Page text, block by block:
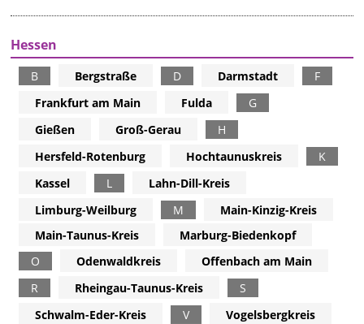
Hessen
B Bergstraße D Darmstadt
F
Frankfurt am Main
Fulda
G
Gießen
Groß-Gerau
H
Hersfeld-Rotenburg
Hochtaunuskreis
K
Kassel
L
Lahn-Dill-Kreis
Limburg-Weilburg
M
Main-Kinzig-Kreis
Main-Taunus-Kreis
Marburg-Biedenkopf
O
Odenwaldkreis
Offenbach am Main
R
Rheingau-Taunus-Kreis
S
Schwalm-Eder-Kreis
V
Vogelsbergkreis